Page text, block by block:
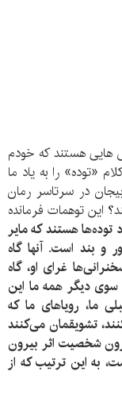
هایی هستند که خودم
«توده» را به یاد ما
در سرتاسر رمان
این توهمات فرمانده
توده‌ها هستند که مایر
و بند است. آنها گاه
غرای او، گاه
سوی دیگر همه ما این
ما، رویاهای ما که
تشویقمان می‌کنند
شخصیت اثر بیرون
به این ترتیب که از